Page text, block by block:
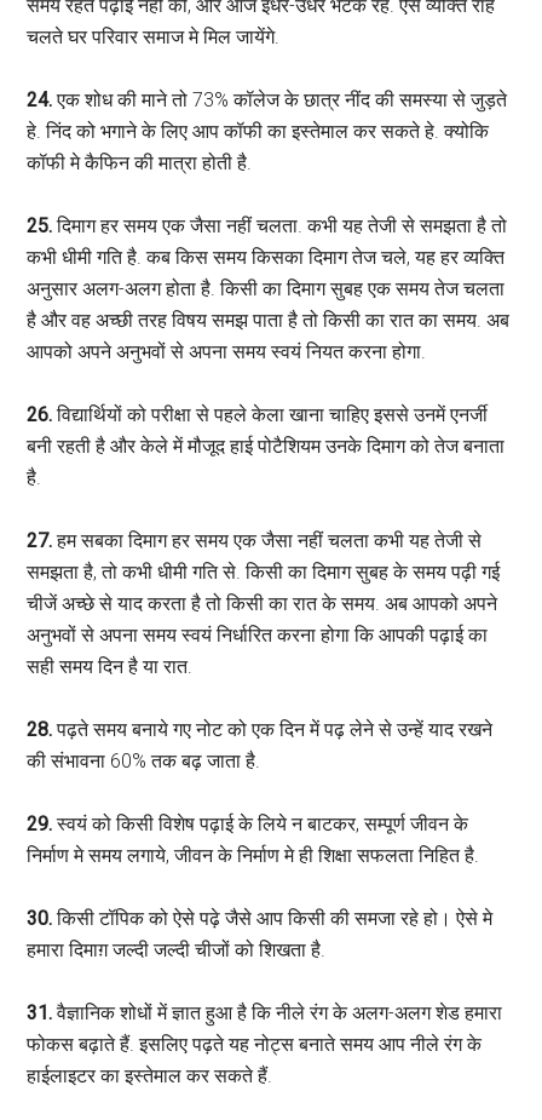
समय रहते पढ़ाई नही की, और आज इधर-उधर भटक रहें. ऐसे व्यक्ति राह
चलते घर परिवार समाज मे मिल जायेंगे.
24.एक शोध की माने तो 73% कॉलेज के छात्र नींद की समस्या से जुड़ते
हे. निंद को भगाने के लिए आप कॉफी का इस्तेमाल कर सकते हे. क्योकि
कॉफी मे कैफिन की मात्रा होती है.
25.दिमाग हर समय एक जैसा नहीं चलता. कभी यह तेजी से समझता है तो
कभी धीमी गति है. कब किस समय किसका दिमाग तेज चले, यह हर व्यक्ति
अनुसार अलग-अलग होता है. किसी का दिमाग सुबह एक समय तेज चलता
है और वह अच्छी तरह विषय समझ पाता है तो किसी का रात का समय. अब
आपको अपने अनुभवों से अपना समय स्वयं नियत करना होगा.
26.विद्यार्थियों को परीक्षा से पहले केला खाना चाहिए इससे उनमें एनर्जी
बनी रहती है और केले में मौजूद हाई पोटैशियम उनके दिमाग को तेज बनाता
है.
27.हम सबका दिमाग हर समय एक जैसा नहीं चलता कभी यह तेजी से
समझता है, तो कभी धीमी गति से. किसी का दिमाग सुबह के समय पढ़ी गई
चीजें अच्छे से याद करता है तो किसी का रात के समय. अब आपको अपने
अनुभवों से अपना समय स्वयं निर्धारित करना होगा कि आपकी पढ़ाई का
सही समय दिन है या रात.
28.पढ़ते समय बनाये गए नोट को एक दिन में पढ़ लेने से उन्हें याद रखने
की संभावना 60% तक बढ़ जाता है.
29.स्वयं को किसी विशेष पढ़ाई के लिये न बाटकर, सम्पूर्ण जीवन के
निर्माण मे समय लगाये, जीवन के निर्माण मे ही शिक्षा सफलता निहित है.
30.किसी टॉपिक को ऐसे पढ़े जैसे आप किसी की समजा रहे हो। ऐसे मे
हमारा दिमाग़ जल्दी जल्दी चीजों को शिखता है.
31.वैज्ञानिक शोधों में ज्ञात हुआ है कि नीले रंग के अलग-अलग शेड हमारा
फोकस बढ़ाते हैं. इसलिए पढ़ते यह नोट्स बनाते समय आप नीले रंग के
हाईलाइटर का इस्तेमाल कर सकते हैं.